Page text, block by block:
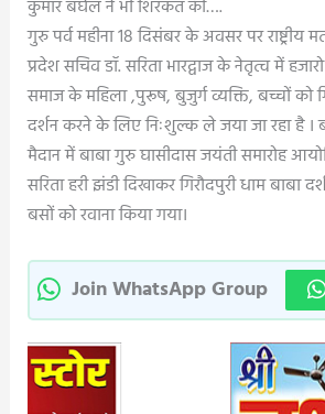
कुमार बघेल ने भी शिरकत की….
गुरु पर्व महीना 18 दिसंबर के अवसर पर राष्ट्रीय
प्रदेश सचिव डॉ. सरिता भारद्वाज के नेतृत्व में
समाज के महिला ,पुरूष, बुजुर्ग व्यक्ति, बच्चों को
दर्शन करने के लिए निःशुल्क ले जया जा रहा है
मैदान में बाबा गुरु घासीदास जयंती समारोह
सरिता हरी झंडी दिखाकर गिरौदपुरी धाम बाबा
बसों को रवाना किया गया।
Join WhatsApp Group